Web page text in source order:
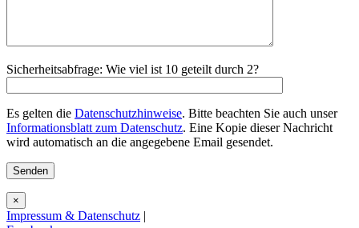
Sicherheitsabfrage: Wie viel ist 10 geteilt durch 2?
Es gelten die Datenschutzhinweise. Bitte beachten Sie auch unser
Informationsblatt zum Datenschutz. Eine Kopie dieser Nachricht
wird automatisch an die angegebene Email gesendet.
×
Impressum & Datenschutz |